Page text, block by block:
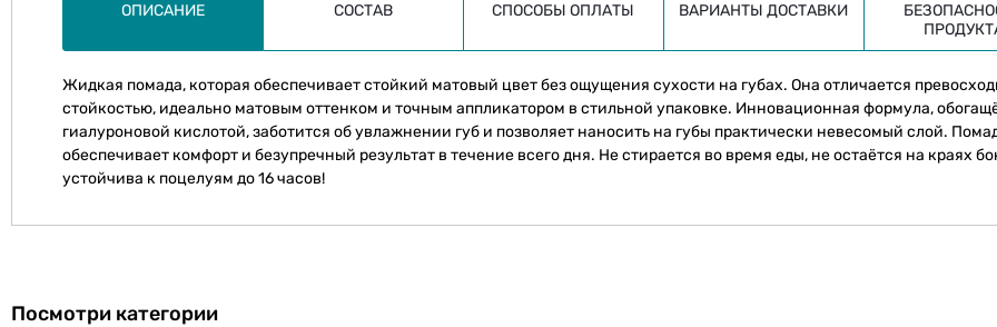
ОПИСАНИЕ СОСТАВ СПОСОБЫ ОПЛАТЫ ВАРИАНТЫ ДОСТАВКИ
Жидкая помада, которая обеспечивает стойкий матовый цвет без ощущения сухости на губах. Она отличается
стойкостью, идеально матовым оттенком и точным аппликатором в стильной упаковке. Инновационная формула,
гиалуроновой кислотой, заботится об увлажнении губ и позволяет наносить на губы практически невесомый слой.
обеспечивает комфорт и безупречный результат в течение всего дня. Не стирается во время еды, не остаётся на краях
устойчива к поцелуям до 16 часов!
Посмотри категории